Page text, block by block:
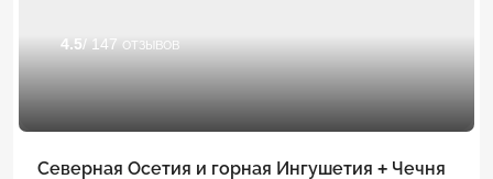
4.5/ 147 отзывов
Северная Осетия и горная Ингушетия + Чечня